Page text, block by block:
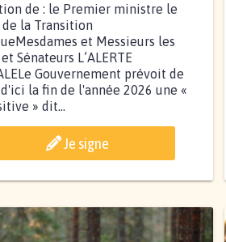
de : le Premier ministre le
la Transition
et Messieurs les
Sénateurs L’ALERTE
Gouvernement prévoit de
la fin de l'année 2026 une «
» dit...
Je signe